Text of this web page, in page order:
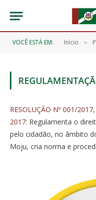
VOCÊ ESTÁ EM: Início »
RESOLUÇÃO Nº 001/
2017: Regulamenta o
pelo cidadão, no âmbito
Moju, cria norma e